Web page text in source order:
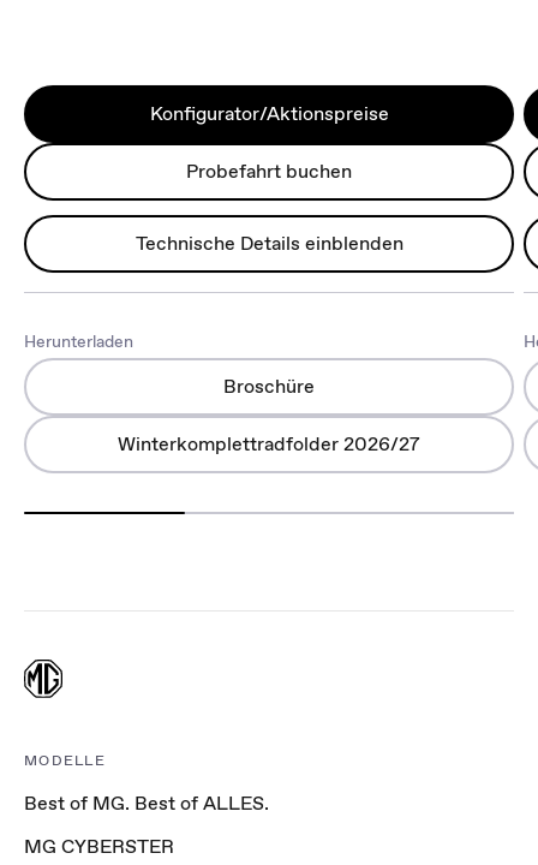
Konfigurator/Aktionspreise
Probefahrt buchen
Technische Details einblenden
Herunterladen
Broschüre
Winterkomplettradfolder 2026/27
MODELLE
Best of MG. Best of ALLES.
MG CYBERSTER